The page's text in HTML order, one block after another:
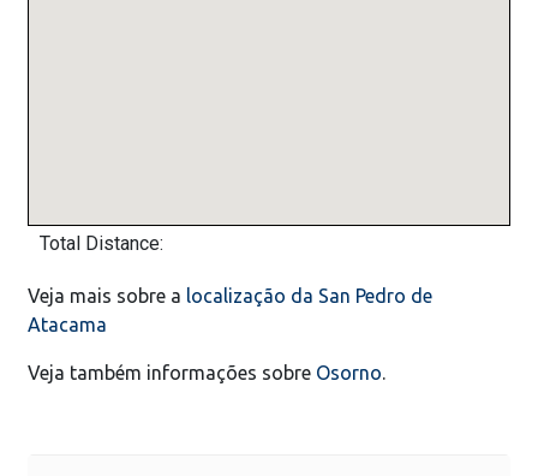
Total Distance:
Veja mais sobre a localização da San Pedro de
Atacama
Veja também informações sobre Osorno.